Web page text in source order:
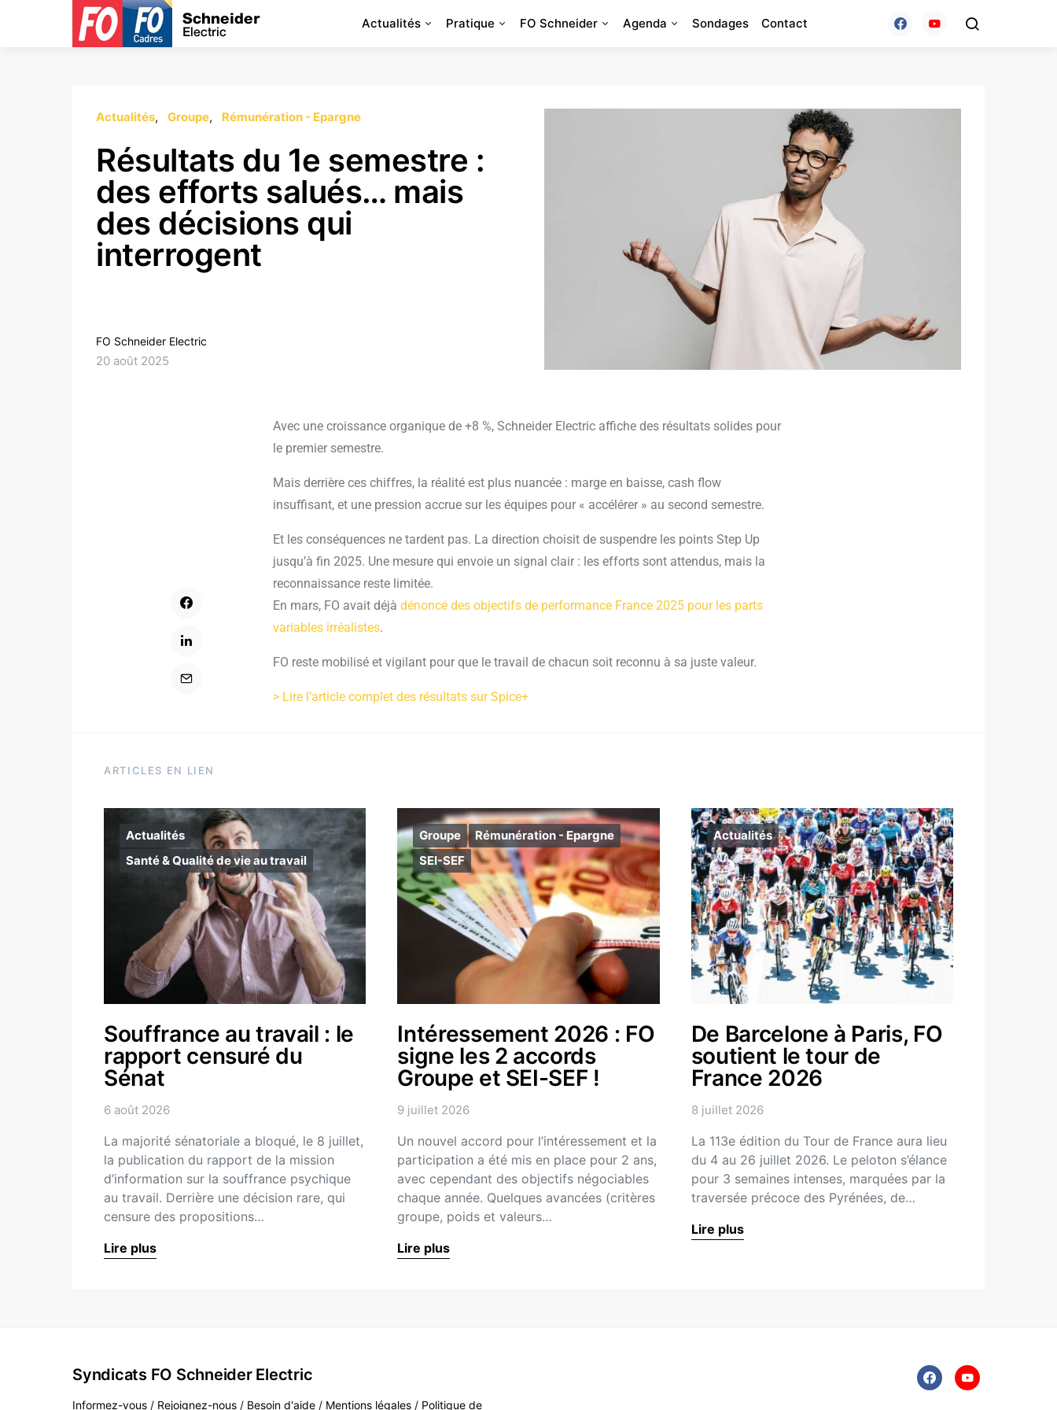
Actualités Pratique FO Schneider Agenda Sondages Contact
Actualités Groupe Rémunération - Epargne
Résultats du 1e semestre :
des efforts salués… mais
des décisions qui
interrogent
FO Schneider Electric
20 août 2025
Avec une croissance organique de +8 %, Schneider Electric affiche des résultats solides pour
le premier semestre.
Mais derrière ces chiffres, la réalité est plus nuancée : marge en baisse, cash flow
insuffisant, et une pression accrue sur les équipes pour « accélérer » au second semestre.
Et les conséquences ne tardent pas. La direction choisit de suspendre les points Step Up
jusqu’à fin 2025. Une mesure qui envoie un signal clair : les efforts sont attendus, mais la
reconnaissance reste limitée.
En mars, FO avait déjà dénoncé des objectifs de performance France 2025 pour les parts
variables irréalistes.
FO reste mobilisé et vigilant pour que le travail de chacun soit reconnu à sa juste valeur.
> Lire l’article complet des résultats sur Spice+
ARTICLES EN LIEN
Actualités
Santé & Qualité de vie au travail
Souffrance au travail : le
rapport censuré du
Sénat
6 août 2026
La majorité sénatoriale a bloqué, le 8 juillet,
la publication du rapport de la mission
d’information sur la souffrance psychique
au travail. Derrière une décision rare, qui
censure des propositions…
Lire plus
Groupe
Rémunération - Epargne
SEI-SEF
Intéressement 2026 : FO
signe les 2 accords
Groupe et SEI-SEF !
9 juillet 2026
Un nouvel accord pour l’intéressement et la
participation a été mis en place pour 2 ans,
avec cependant des objectifs négociables
chaque année. Quelques avancées (critères
groupe, poids et valeurs…
Lire plus
Actualités
De Barcelone à Paris, FO
soutient le tour de
France 2026
8 juillet 2026
La 113e édition du Tour de France aura lieu
du 4 au 26 juillet 2026. Le peloton s’élance
pour 3 semaines intenses, marquées par la
traversée précoce des Pyrénées, de…
Lire plus
Syndicats FO Schneider Electric
Informez-vous / Rejoignez-nous / Besoin d'aide / Mentions légales / Politique de